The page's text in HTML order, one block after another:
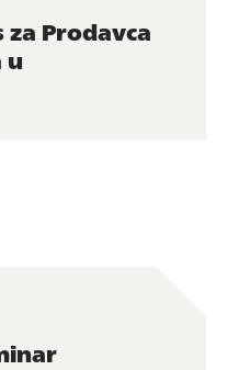
Prodavca
u